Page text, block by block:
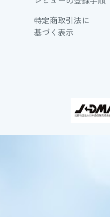
特定商取引法に
基づく表示